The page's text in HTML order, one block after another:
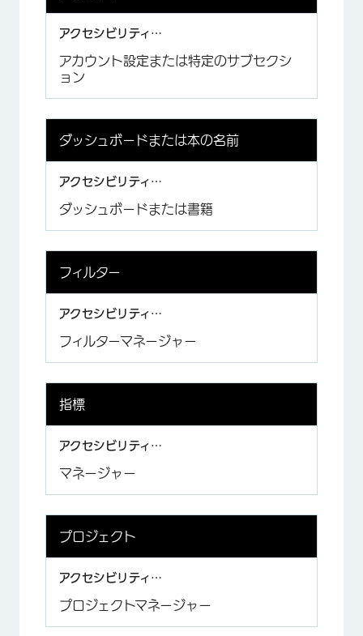
アカウント設定または特定のサブセクシ
ョン
ダッシュボードまたは本の名前
ダッシュボードまたは書籍
フィルター
フィルターマネージャー
指標
マネージャー
プロジェクト
プロジェクトマネージャー